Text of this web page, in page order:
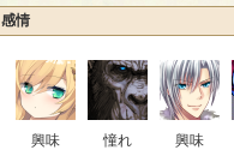
感情
興味 憧れ 興味